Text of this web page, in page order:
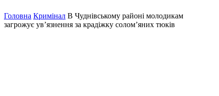
Головна Кримінал В Чуднівському районі молодикам
загрожує ув’язнення за крадіжку солом’яних тюків